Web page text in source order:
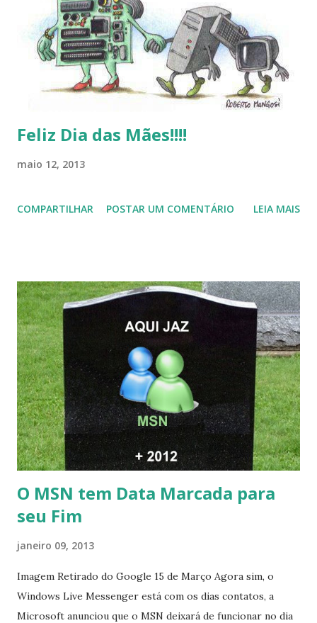
estar juntos novamente. Feliz Natal!!!! F eli z 2013 a todos!!!
Feliz Dia das Mães!!!!
maio 12, 2013
COMPARTILHAR POSTAR UM COMENTÁRIO LEIA MAIS
O MSN tem Data Marcada para
seu Fim
janeiro 09, 2013
Imagem Retirado do Google 15 de Março Agora sim, o
Windows Live Messenger está com os dias contatos, a
Microsoft anunciou que o MSN deixará de funcionar no dia